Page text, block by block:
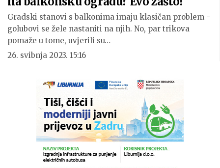
Gradski stanovi s balkonima imaju klasičan problem -
golubovi se žele nastaniti na njih. No, par trikova
pomaže u tome, uvjerili su…
26. svibnja 2023. 15:16